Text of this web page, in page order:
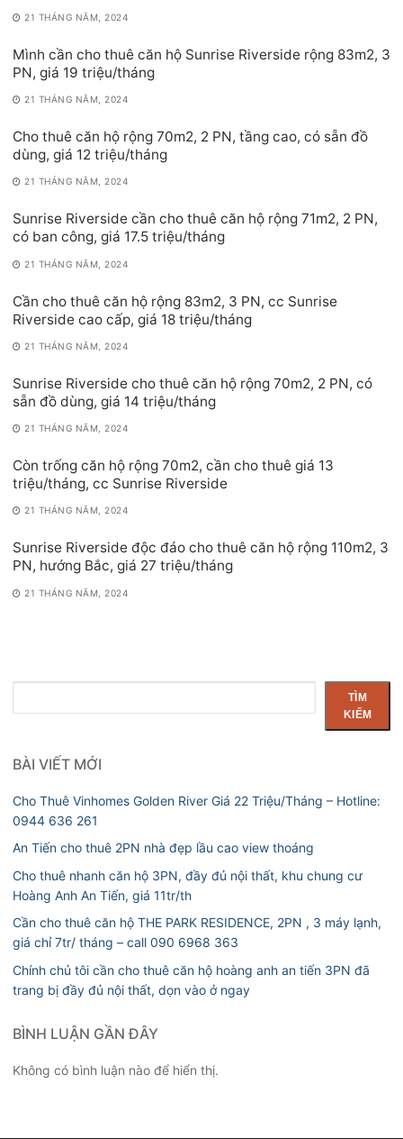
21 THÁNG NĂM, 2024
Mình cần cho thuê căn hộ Sunrise Riverside rộng 83m2, 3
PN, giá 19 triệu/tháng
21 THÁNG NĂM, 2024
Cho thuê căn hộ rộng 70m2, 2 PN, tầng cao, có sẵn đồ
dùng, giá 12 triệu/tháng
21 THÁNG NĂM, 2024
Sunrise Riverside cần cho thuê căn hộ rộng 71m2, 2 PN,
có ban công, giá 17.5 triệu/tháng
21 THÁNG NĂM, 2024
Cần cho thuê căn hộ rộng 83m2, 3 PN, cc Sunrise
Riverside cao cấp, giá 18 triệu/tháng
21 THÁNG NĂM, 2024
Sunrise Riverside cho thuê căn hộ rộng 70m2, 2 PN, có
sẵn đồ dùng, giá 14 triệu/tháng
21 THÁNG NĂM, 2024
Còn trống căn hộ rộng 70m2, cần cho thuê giá 13
triệu/tháng, cc Sunrise Riverside
21 THÁNG NĂM, 2024
Sunrise Riverside độc đáo cho thuê căn hộ rộng 110m2, 3
PN, hướng Bắc, giá 27 triệu/tháng
21 THÁNG NĂM, 2024
kiếm
TÌM
KIẾM
BÀI VIẾT MỚI
Cho Thuê Vinhomes Golden River Giá 22 Triệu/Tháng – Hotline:
0944 636 261
An Tiến cho thuê 2PN nhà đẹp lầu cao view thoáng
Cho thuê nhanh căn hộ 3PN, đầy đủ nội thất, khu chung cư
Hoàng Anh An Tiến, giá 11tr/th
Cần cho thuê căn hộ THE PARK RESIDENCE, 2PN , 3 máy lạnh,
giá chỉ 7tr/ tháng – call 090 6968 363
Chính chủ tôi cần cho thuê căn hộ hoàng anh an tiến 3PN đã
trang bị đầy đủ nội thất, dọn vào ở ngay
BÌNH LUẬN GẦN ĐÂY
Không có bình luận nào để hiển thị.